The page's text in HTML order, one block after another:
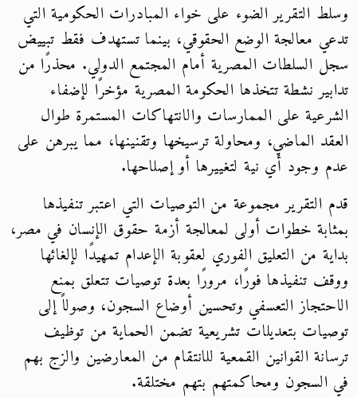
وسلط التقرير الضوء على خواء المبادرات الحكومية التي
تدعي معالجة الوضع الحقوقي، بينما تستهدف فقط تبييض
سجل السلطات المصرية أمام المجتمع الدولي. محذرًا من
تدابير نشطة تتخذها الحكومة المصرية مؤخرًا لإضفاء
الشرعية على الممارسات والانتهاكات المستمرة طوال
العقد الماضي، ومحاولة ترسيخها وتقنينها، مما يبرهن على
عدم وجود أي نية لتغييرها أو إصلاحها.
قدم التقرير مجموعة من التوصيات التي اعتبر تنفيذها
بمثابة خطوات أولى لمعالجة أزمة حقوق الإنسان في مصر،
بداية من التعليق الفوري لعقوبة الإعدام تمهيدًا لإلغائها
ووقف تنفيذها فورًا، مرورًا بعدة توصيات تتعلق بمنع
الاحتجاز التعسفي وتحسين أوضاع السجون، وصولاً إلى
توصيات بتعديلات تشريعية تضمن الحماية من توظيف
ترسانة القوانين القمعية للانتقام من المعارضين والزج بهم
في السجون ومحاكمتهم بتهم مختلقة.